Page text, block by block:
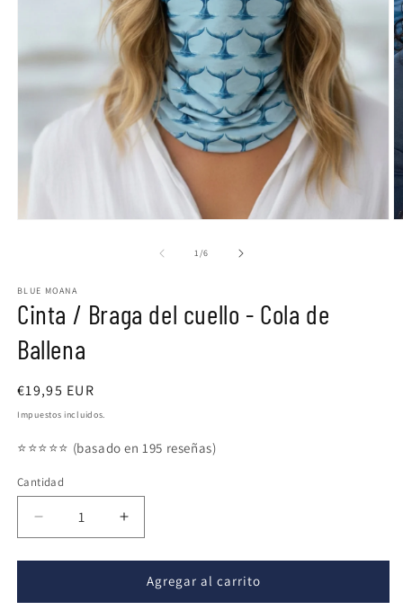
una
ventana
modal
1/de
6
BLUE MOANA
Cinta / Braga del cuello - Cola de
Ballena
Precio
habitual
€19,95 EUR
Impuestos incluidos.
⭐️⭐️⭐️⭐️⭐️ (basado en 195 reseñas)
Cantidad
Reducir
cantidad
para
/
Aumentar
cantidad
para
Cinta
/
Agregar al carrito